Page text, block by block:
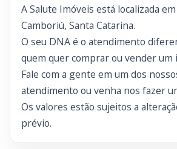
A Salute Imóveis está localizada
Camboriú, Santa Catarina.
O seu DNA é o atendimento
quem quer comprar ou vender um
Fale com a gente em um dos
atendimento ou venha nos fazer
Os valores estão sujeitos a
prévio.